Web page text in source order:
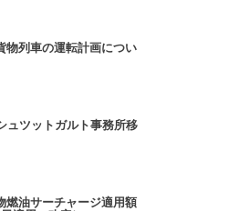
物列車の運転計画につい
ュツットガルト事務所移
燃油サーチャージ適用額